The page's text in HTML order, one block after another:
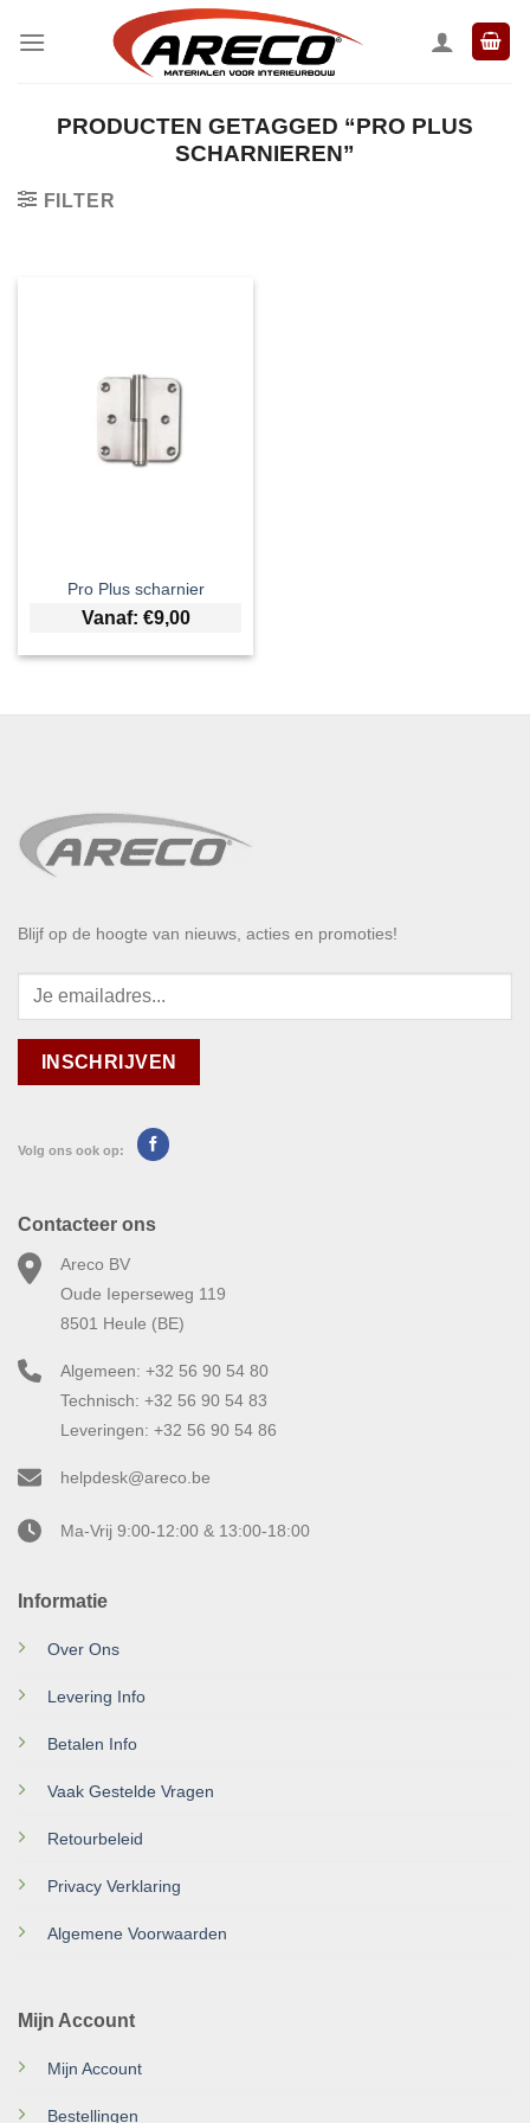
naar
PRODUCTEN GETAGGED “PRO PLUS
SCHARNIEREN”
FILTER
Pro Plus scharnier
Vanaf: €9,00
Blijf op de hoogte van nieuws, acties en promoties!
Volg ons ook op:
Informatie
Over Ons
Levering Info
Betalen Info
Vaak Gestelde Vragen
Retourbeleid
Privacy Verklaring
Algemene Voorwaarden
Mijn Account
Mijn Account
Bestellingen
Contacteer ons
Areco BV
Oude Ieperseweg 119
8501 Heule (BE)
Algemeen: +32 56 90 54 80
Technisch: +32 56 90 54 83
Leveringen: +32 56 90 54 86
helpdesk@areco.be
Ma-Vrij 9:00-12:00 & 13:00-18:00